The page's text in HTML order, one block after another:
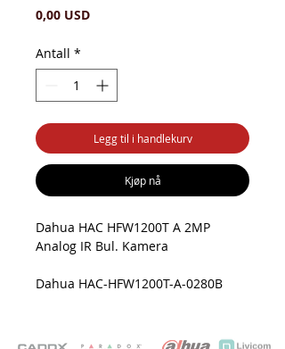
0,00 USDPris
Antall *
Legg til i handlekurv
Kjøp nå
Dahua HAC HFW1200T A 2MP
Analog IR Bul. Kamera
Dahua HAC-HFW1200T-A-0280B
Lens 0.02 Lüx Renkli